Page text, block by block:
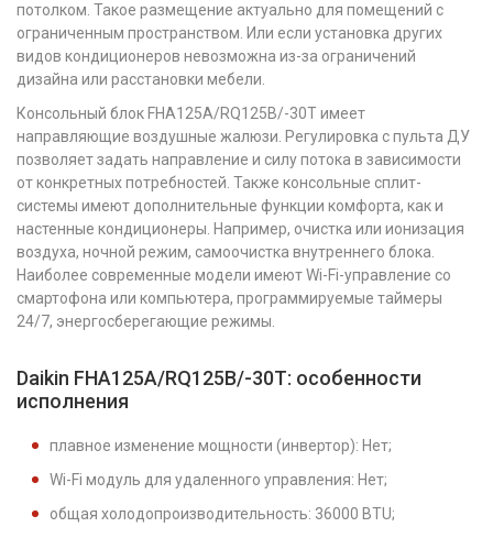
потолком. Такое размещение актуально для помещений с
ограниченным пространством. Или если установка других
видов кондиционеров невозможна из-за ограничений
дизайна или расстановки мебели.
Консольный блок FHA125A/RQ125B/-30T имеет
направляющие воздушные жалюзи. Регулировка с пульта ДУ
позволяет задать направление и силу потока в зависимости
от конкретных потребностей. Также консольные сплит-
системы имеют дополнительные функции комфорта, как и
настенные кондиционеры. Например, очистка или ионизация
воздуха, ночной режим, самоочистка внутреннего блока.
Наиболее современные модели имеют Wi-Fi-управление со
смартофона или компьютера, программируемые таймеры
24/7, энергосберегающие режимы.
Daikin FHA125A/RQ125B/-30T: особенности
исполнения
плавное изменение мощности (инвертор): Нет;
Wi-Fi модуль для удаленного управления: Нет;
общая холодопроизводительность: 36000 BTU;